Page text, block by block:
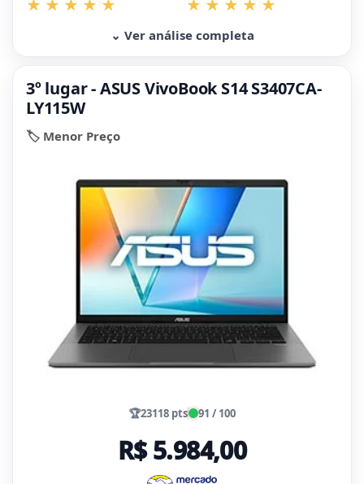
⌄ Ver análise completa
3º lugar - ASUS VivoBook S14 S3407CA-
LY115W
🏷️ Menor Preço
🏆23118 pts 91 / 100
R$ 5.984,00